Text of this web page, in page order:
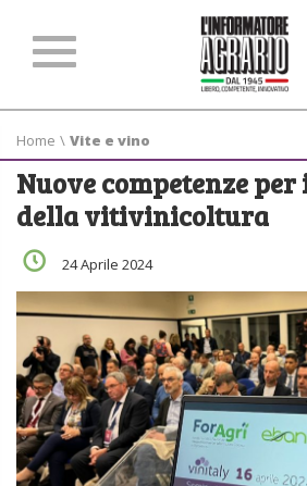
Home \ Vite e vino
Nuove competenze per
della vitivinicoltura
24 Aprile 2024